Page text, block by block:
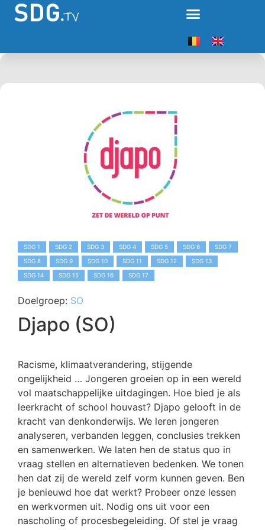
SDG 1 SDG 2 SDG 3 SDG 4 SDG 5 SDG 6
SDG 7
SDG 8
SDG 9 SDG 10 SDG 11 SDG 12
SDG 13
SDG 14
SDG 15 SDG 16 SDG 17
Doelgroep: SO
Djapo (SO)
Racisme, klimaatverandering, stijgende
ongelijkheid … Jongeren groeien op in een wereld
vol maatschappelijke uitdagingen. Hoe bied je als
leerkracht of school houvast? Djapo gelooft in de
kracht van denkonderwijs. We leren jongeren
analyseren, verbanden leggen, conclusies trekken
en samenwerken. We laten hen de status quo in
vraag stellen en alternatieven bedenken. We tonen
hen dat zij de wereld zelf vorm kunnen geven. Ben
je benieuwd hoe dat werkt? Probeer onze lessen
en werkvormen uit. Nodig ons uit voor een
nascholing of procesbegeleiding. Of stel je vraag